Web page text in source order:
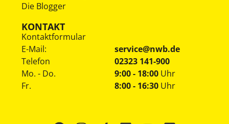
Die Blogger
KONTAKT
Kontaktformular
E-Mail:
service@nwb.de
Telefon
02323 141-900
Mo. - Do.
Fr.
9:00 - 18:00 Uhr
8:00 - 16:30 Uhr